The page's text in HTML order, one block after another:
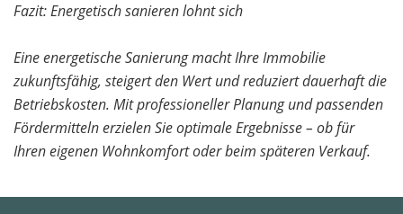
Fazit: Energetisch sanieren lohnt sich
Eine energetische Sanierung macht Ihre Immobilie
zukunftsfähig, steigert den Wert und reduziert dauerhaft die
Betriebskosten. Mit professioneller Planung und passenden
Fördermitteln erzielen Sie optimale Ergebnisse – ob für
Ihren eigenen Wohnkomfort oder beim späteren Verkauf.